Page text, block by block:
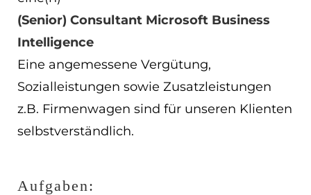
(Senior) Consultant Microsoft Business
Intelligence
Eine angemessene Vergütung,
Sozialleistungen sowie Zusatzleistungen
z.B. Firmenwagen sind für unseren Klienten
selbstverständlich.
Aufgaben: